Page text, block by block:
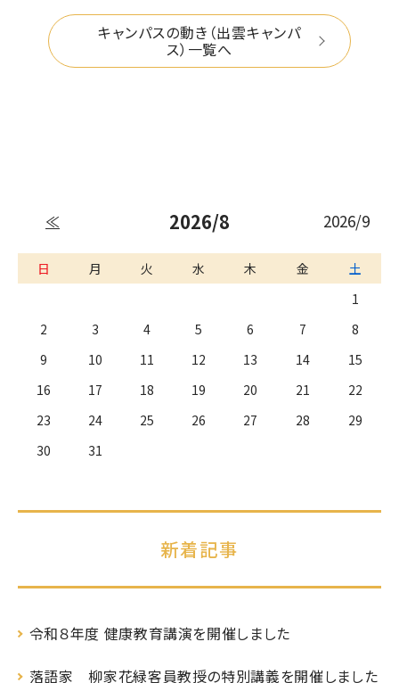
キャンパスの動き（出雲キャンパ
ス）一覧へ
≪ 2026/8 2026/9
日 月 火 水 木 金
土
1
2
3 4 5 6 7
8
9
10 11 12 13 14
15
16
17 18 19 20 21
22
23
24 25 26 27 28
29
30
31
新着記事
令和８年度 健康教育講演を開催しました
落語家 柳家花緑客員教授の特別講義を開催しました